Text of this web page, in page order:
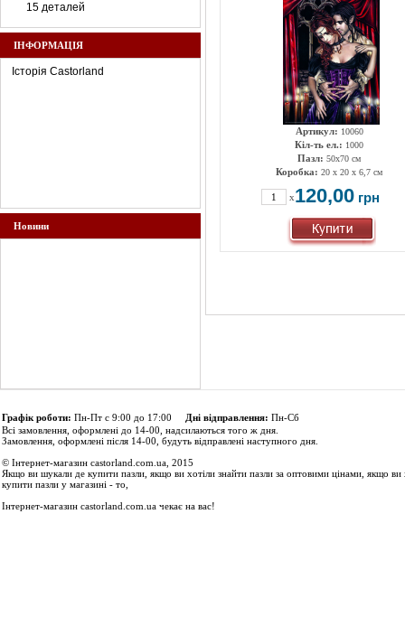
15 деталей
ІНФОРМАЦІЯ
Історія Castorland
Новини
Артикул: 10060
Кіл-ть ел.: 1000
Пазл: 50х70 см
Коробка: 20 x 20 x 6,7 см
x120,00 грн
Графік роботи: Пн-Пт с 9:00 до 17:00 Дні відправлення: Пн-Сб
Всі замовлення, оформлені до 14-00, надсилаються того ж дня.
Замовлення, оформлені після 14-00, будуть відправлені наступного дня.
© Інтернет-магазин castorland.com.ua, 2015
Якщо ви шукали де купити пазли, якщо ви хотіли знайти пазли за оптовими цінами, якщо ви
купити пазли у магазині - то,
Інтернет-магазин castorland.com.ua чекає на вас!